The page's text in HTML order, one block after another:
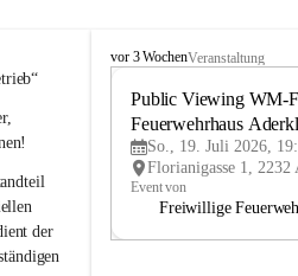
der
A
vor 3 WochenVeranstaltung
Public Viewing WM-
Feuerwehrhaus
So., 19. Juli 2026,
Event von
Freiwillige